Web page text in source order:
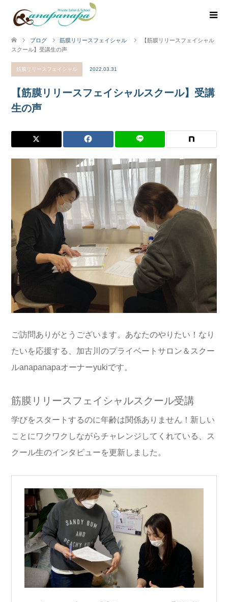
ブログ 筋膜リリースフェイシャル
【筋膜リリースフェイシャル
スクール】受講生の声
筋膜リリースフェイシャル 2022.03.31
【筋膜リリースフェイシャルスクール】受講
生の声
ご訪問ありがとうございます。あなたのやりたい！なり
たいを応援する、加古川のプライベートサロン＆スクー
ルanapanapaオーナーyukiです。
筋膜リリースフェイシャルスクール受講
学びをスタートするのに年齢は関係ありません！新しい
ことにワクワクしながらチャレンジしてくれている、ス
クール生のインタビューを更新しました。